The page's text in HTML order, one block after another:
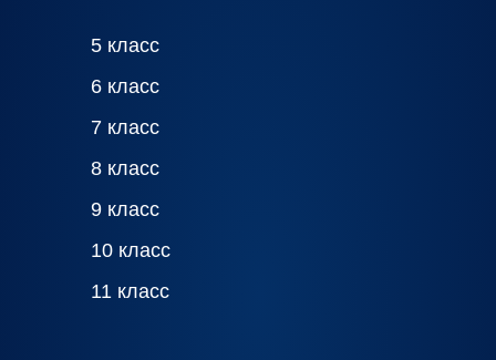
5 класс
6 класс
7 класс
8 класс
9 класс
10 класс
11 класс